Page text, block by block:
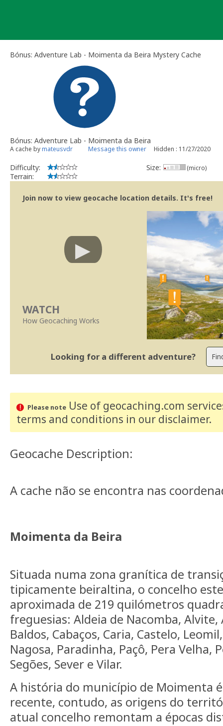
Bónus: Adventure Lab - Moimenta da Beira Mystery Cache
Bónus: Adventure Lab - Moimenta da Beira
A cache bymateusvdr Message this owner Hidden : 11/27/2020
Difficulty:
Terrain:
Size: (micro)
Join now to view geocache location details. It's free!
WATCH
How Geocaching Works
Looking for a different adventure?
Please noteUse of geocaching.com
terms and conditions in our disclaimer.
Geocache Description:
A cache não se encontra nas
Moimenta da Beira
Situada numa zona granítica de
tipicamente beiraltina, o concelho
aproximada de 219 quilómetros
freguesias: Aldeia de Nacomba, Alvite,
Baldos, Cabaços, Caria, Castelo,
Nagosa, Paradinha, Paçô, Pera Velha,
Segões, Sever e Vilar.
A história do município de Moimenta
recente, contudo, as origens do
atual concelho remontam a épocas